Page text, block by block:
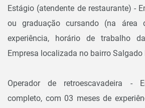
Estágio (atendente de restaurante) -
ou graduação cursando (na área
experiência, horário de trabalho
Empresa localizada no bairro Salgado
Operador de retroescavadeira -
completo, com 03 meses de